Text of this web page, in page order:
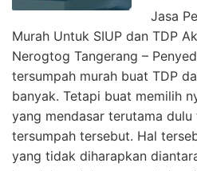
Jasa
Murah Untuk SIUP dan TDP
Nerogtog Tangerang –
tersumpah murah buat TDP
banyak. Tetapi buat memilih
yang mendasar terutama
tersumpah tersebut. Hal
yang tidak diharapkan